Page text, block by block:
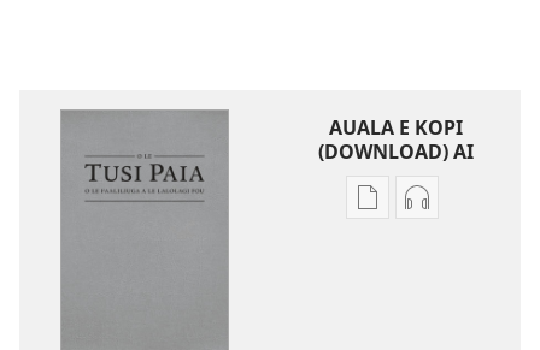
AUALA E KOPI
(DOWNLOAD) AI
VaegaFilifili